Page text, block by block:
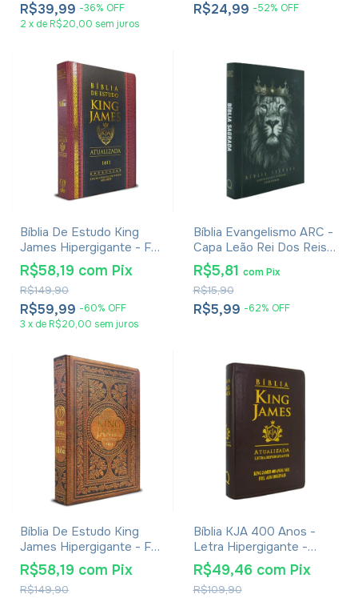
R$39,99 -36% OFF
2 x de R$20,00 sem juros
R$24,99 -52% OFF
Bíblia De Estudo King
James Hipergigante - Full
Color - Capa Dura
Tradicional
R$59,99 -60% OFF
R$149,90
R$58,19 com Pix
3 x de R$20,00 sem juros
Bíblia Evangelismo ARC -
Capa Leão Rei Dos Reis -
Edição De Bolso
R$5,99 -62% OFF
R$15,90
R$5,81 com Pix
Bíblia De Estudo King
James Hipergigante - Full
Color - Capa Dura
Vintage
R$149,90
R$58,19 com Pix
Bíblia KJA 400 Anos -
Letra Hipergigante -
Capa Luxo Marrom
R$109,90
R$49,46 com Pix